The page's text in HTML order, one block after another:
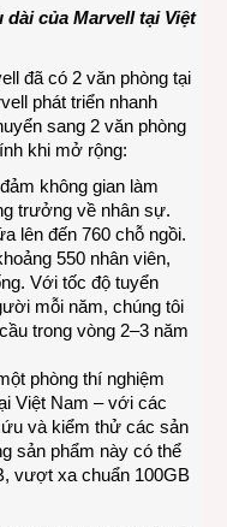
của Marvell tại Việt
đã có 2 văn phòng tại
phát triển nhanh
sang 2 văn phòng
khi mở rộng:
không gian làm
trưởng về nhân sự.
lên đến 760 chỗ ngồi.
550 nhân viên,
Với tốc độ tuyển
mỗi năm, chúng tôi
trong vòng 2–3 năm
phòng thí nghiệm
Việt Nam – với các
và kiểm thử các sản
sản phẩm này có thể
vượt xa chuẩn 100GB